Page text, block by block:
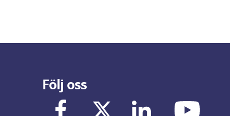
Följ oss